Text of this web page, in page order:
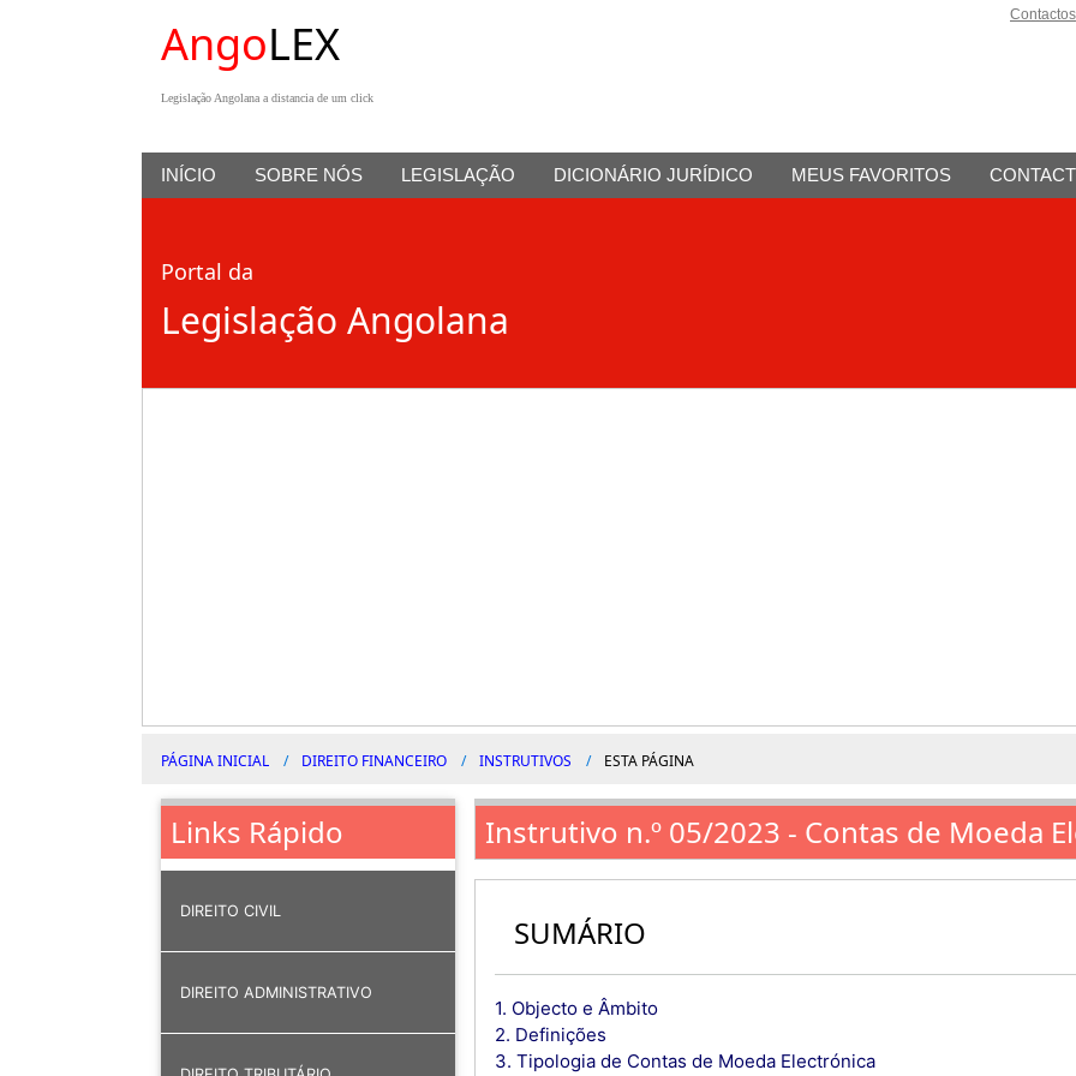
AngoLEX
Legislação Angolana a distancia de um click
Contactos
INÍCIO SOBRE NÓS LEGISLAÇÃO DICIONÁRIO JURÍDICO MEUS FAVORITOS
Portal da
Legislação Angolana
PÁGINA INICIAL DIREITO FINANCEIRO INSTRUTIVOS ESTA PÁGINA
Links Rápido
DIREITO CIVIL
DIREITO ADMINISTRATIVO
Instrutivo n.º 05/2023 - Contas de Moeda
SUMÁRIO
1. Objecto e Âmbito
2. Definições
3. Tipologia de Contas de Moeda Electrónica